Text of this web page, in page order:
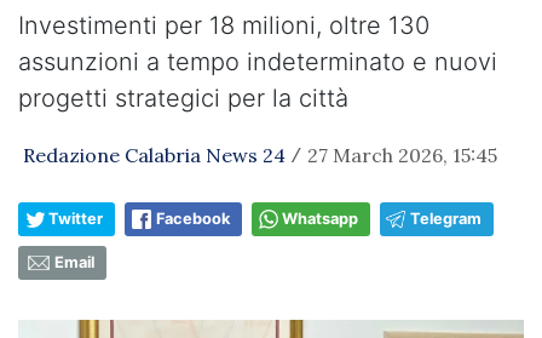
Investimenti per 18 milioni, oltre 130
assunzioni a tempo indeterminato e nuovi
progetti strategici per la città
Redazione Calabria News 24 / 27 March 2026, 15:45
Twitter Facebook Whatsapp Telegram
Email